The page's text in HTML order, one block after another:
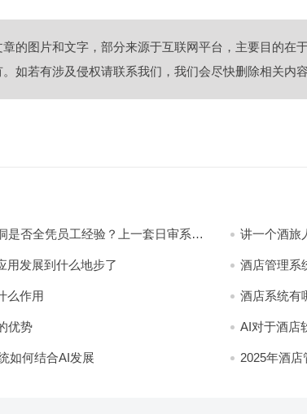
的图片和文字，部分来源于互联网平台，主要目的在
。如若有涉及侵权请联系我们，我们会尽快删除相关内
是否全凭员工经验？上一套日审系
讲一个酒旅
用发展到什么地步了 酒店管理系
么作用 酒店系统有
优势 AI对于酒店
如何结合AI发展 2025年酒